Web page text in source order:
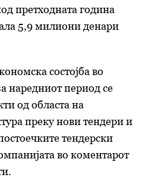
претходната година
5,9 милиони денари
состојба во
наредниот период се
од областа на
преку нови тендери и
тендерски
во коментарот